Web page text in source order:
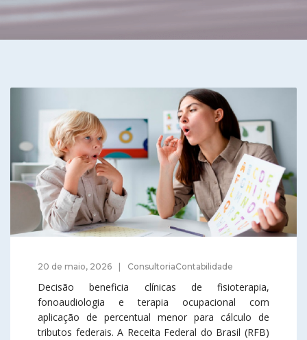
20 de maio, 2026 ConsultoriaContabilidade
Decisão beneficia clínicas de fisioterapia,
fonoaudiologia e terapia ocupacional com
aplicação de percentual menor para cálculo de
tributos federais. A Receita Federal do Brasil (RFB)